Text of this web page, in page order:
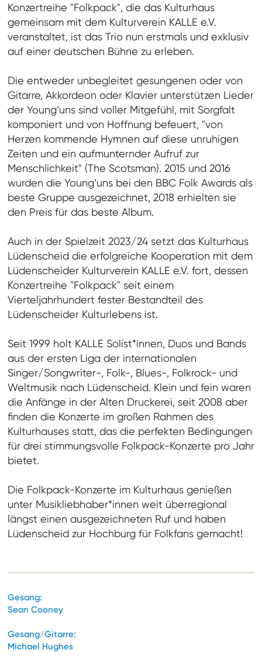
Konzertreihe "Folkpack", die das Kulturhaus
gemeinsam mit dem Kulturverein KALLE e.V.
veranstaltet, ist das Trio nun erstmals und exklusiv
auf einer deutschen Bühne zu erleben.
Die entweder unbegleitet gesungenen oder von
Gitarre, Akkordeon oder Klavier unterstützen Lieder
der Young’uns sind voller Mitgefühl, mit Sorgfalt
komponiert und von Hoffnung befeuert, "von
Herzen kommende Hymnen auf diese unruhigen
Zeiten und ein aufmunternder Aufruf zur
Menschlichkeit" (The Scotsman). 2015 und 2016
wurden die Young’uns bei den BBC Folk Awards als
beste Gruppe ausgezeichnet, 2018 erhielten sie
den Preis für das beste Album.
Auch in der Spielzeit 2023/24 setzt das Kulturhaus
Lüdenscheid die erfolgreiche Kooperation mit dem
Lüdenscheider Kulturverein KALLE e.V. fort, dessen
Konzertreihe "Folkpack" seit einem
Vierteljahrhundert fester Bestandteil des
Lüdenscheider Kulturlebens ist.
Seit 1999 holt KALLE Solist*innen, Duos und Bands
aus der ersten Liga der internationalen
Singer/Songwriter-, Folk-, Blues-, Folkrock- und
Weltmusik nach Lüdenscheid. Klein und fein waren
die Anfänge in der Alten Druckerei, seit 2008 aber
finden die Konzerte im großen Rahmen des
Kulturhauses statt, das die perfekten Bedingungen
für drei stimmungsvolle Folkpack-Konzerte pro Jahr
bietet.
Die Folkpack-Konzerte im Kulturhaus genießen
unter Musikliebhaber*innen weit überregional
längst einen ausgezeichneten Ruf und haben
Lüdenscheid zur Hochburg für Folkfans gemacht!
Gesang:
Sean Cooney
Gesang/Gitarre:
Michael Hughes